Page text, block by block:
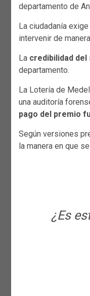
departamento de
La ciudadanía
intervenir de
La credibilidad del
departamento.
La Lotería de
una auditoría
pago del premio
Según versiones
la manera en que
¿Es